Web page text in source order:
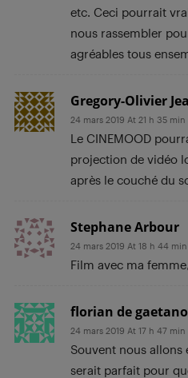
etc. Ceci pourrait
nous rassembler
agréables tous
Gregory-Olivier
24 mars 2019 At 21 h 35 min
Le CINEMOOD
projection de vidéo
après le couché du
Stephane Arbour
24 mars 2019 At 18 h 44 min
Film avec ma
florian de gaetano
24 mars 2019 At 17 h 47 min
Souvent nous allons
serait parfait pour